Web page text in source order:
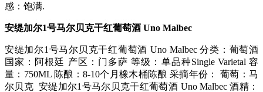
感：饱满.
安缇加尔1号马尔贝克干红葡萄酒 Uno Malbec
安缇加尔1号马尔贝克干红葡萄酒 Uno Malbec 分类：葡萄酒
国家：阿根廷 产区：门多萨 等级：单品种Single Varietal 容
量：750ML 陈酿：8-10个月橡木桶陈酿 采摘年份： 葡萄：马
尔贝克 安缇加尔1号马尔贝克干红葡萄酒 Uno Malbec 酒精：